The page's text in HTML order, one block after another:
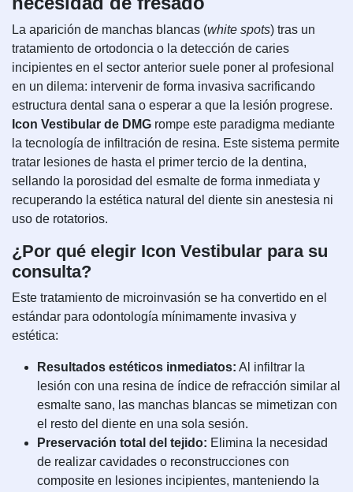
La aparición de manchas blancas (white spots) tras un
tratamiento de ortodoncia o la detección de caries
incipientes en el sector anterior suele poner al profesional
en un dilema: intervenir de forma invasiva sacrificando
estructura dental sana o esperar a que la lesión progrese.
Icon Vestibular de DMG rompe este paradigma mediante
la tecnología de infiltración de resina. Este sistema permite
tratar lesiones de hasta el primer tercio de la dentina,
sellando la porosidad del esmalte de forma inmediata y
recuperando la estética natural del diente sin anestesia ni
uso de rotatorios.
¿Por qué elegir Icon Vestibular para su
consulta?
Este tratamiento de microinvasión se ha convertido en el
estándar para odontología mínimamente invasiva y
estética:
Resultados estéticos inmediatos: Al infiltrar la
lesión con una resina de índice de refracción similar al
esmalte sano, las manchas blancas se mimetizan con
el resto del diente en una sola sesión.
Preservación total del tejido: Elimina la necesidad
de realizar cavidades o reconstrucciones con
composite en lesiones incipientes, manteniendo la